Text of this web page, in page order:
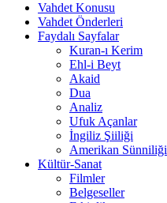
Vahdet Konusu
Vahdet Önderleri
Faydalı Sayfalar
Kuran-ı Kerim
Ehl-i Beyt
Akaid
Dua
Analiz
Ufuk Açanlar
İngiliz Şiiliği
Amerikan Sünniliği
Kültür-Sanat
Filmler
Belgeseller